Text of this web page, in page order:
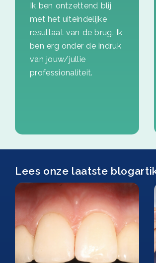
Ik ben ontzettend blij
met het uiteindelijke
resultaat van de brug. Ik
ben erg onder de indruk
van jouw/jullie
professionaliteit.
Lees onze laatste